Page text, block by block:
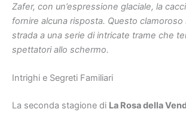
Zafer, con un’espressione glaciale, la
fornire alcuna risposta. Questo
strada a una serie di intricate trame che
spettatori allo schermo.
Intrighi e Segreti Familiari
La seconda stagione di La Rosa della